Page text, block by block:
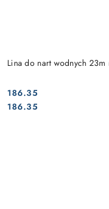
Lina do nart wodnych 23m
Cena:
186.35
Cena:
186.35